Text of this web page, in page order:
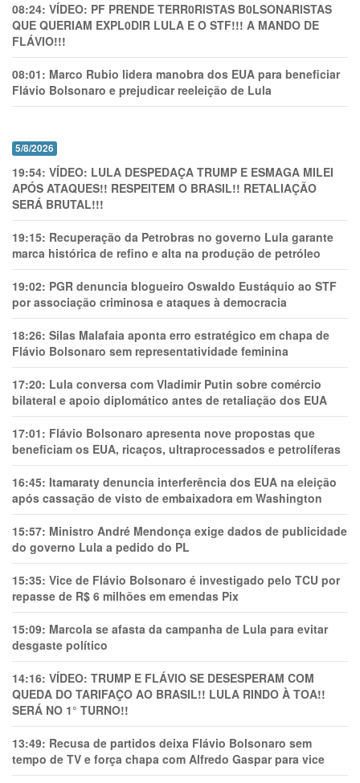
08:24: VÍDEO: PF PRENDE TERR0RlSTAS B0LSONARlSTAS
QUE QUERIAM EXPL0DlR LULA E O STF!!! A MANDO DE
FLÁVIO!!!
08:01: Marco Rubio lidera manobra dos EUA para beneficiar
Flávio Bolsonaro e prejudicar reeleição de Lula
5/8/2026
19:54: VÍDEO: LULA DESPEDAÇA TRUMP E ESMAGA MILEI
APÓS ATAQUES!! RESPEITEM O BRASIL!! RETALIAÇÃO
SERÁ BRUTAL!!!
19:15: Recuperação da Petrobras no governo Lula garante
marca histórica de refino e alta na produção de petróleo
19:02: PGR denuncia blogueiro Oswaldo Eustáquio ao STF
por associação criminosa e ataques à democracia
18:26: Silas Malafaia aponta erro estratégico em chapa de
Flávio Bolsonaro sem representatividade feminina
17:20: Lula conversa com Vladimir Putin sobre comércio
bilateral e apoio diplomático antes de retaliação dos EUA
17:01: Flávio Bolsonaro apresenta nove propostas que
beneficiam os EUA, ricaços, ultraprocessados e petrolíferas
16:45: Itamaraty denuncia interferência dos EUA na eleição
após cassação de visto de embaixadora em Washington
15:57: Ministro André Mendonça exige dados de publicidade
do governo Lula a pedido do PL
15:35: Vice de Flávio Bolsonaro é investigado pelo TCU por
repasse de R$ 6 milhões em emendas Pix
15:09: Marcola se afasta da campanha de Lula para evitar
desgaste político
14:16: VÍDEO: TRUMP E FLÁVIO SE DESESPERAM COM
QUEDA DO TARIFAÇO AO BRASIL!! LULA RINDO À TOA!!
SERÁ NO 1° TURNO!!
13:49: Recusa de partidos deixa Flávio Bolsonaro sem
tempo de TV e força chapa com Alfredo Gaspar para vice